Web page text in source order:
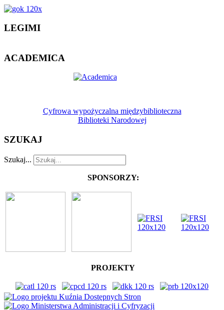
LEGIMI
ACADEMICA
Cyfrowa wypożyczalna międzybiblioteczna
Biblioteki Narodowej
SZUKAJ
Szukaj...
SPONSORZY:
PROJEKTY